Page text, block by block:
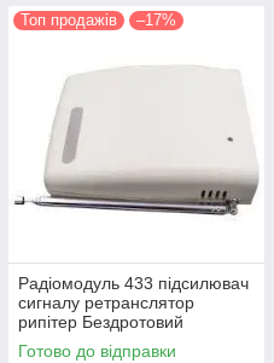
Топ продажів –17%
Радіомодуль 433 підсилювач
сигналу ретранслятор
рипітер Бездротовий
ретранслятор FD-02
Готово до відправки